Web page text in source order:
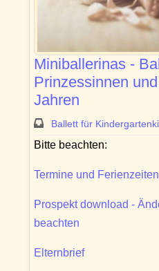
Miniballerinas -
Prinzessinnen
Jahren
Ballett für
Bitte beachten:
Termine und Ferienzeiten
Prospekt download -
beachten
Elternbrief